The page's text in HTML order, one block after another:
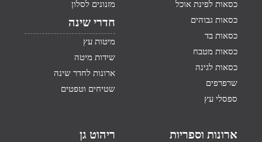
כסאות לפינת אוכל
כסאות גבוהים
כסאות בד
כסאות מטבח
כסאות לגינה
שרפרפים
ספסלי עץ
מזנונים לסלון
חדרי שינה
מיטות עץ
שידות מיטה
ארונות לחדר שינה
שטיחים וטפטים
ארונות וספריות ריהוט גן